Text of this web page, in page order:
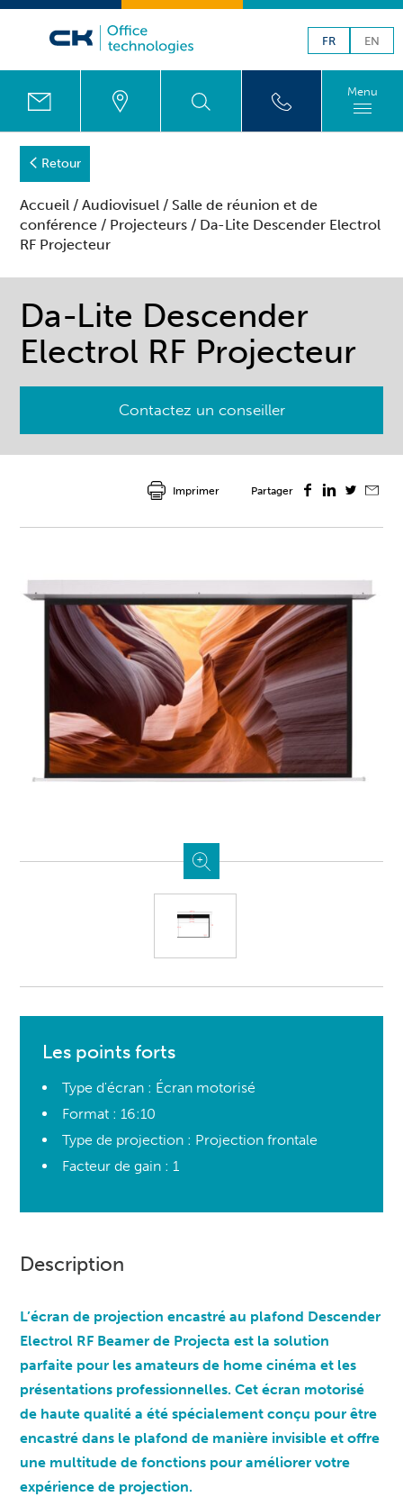
FR EN
Menu
Retour
Accueil /Audiovisuel / Salle de réunion et de
conférence / Projecteurs / Da-Lite Descender Electrol
RF Projecteur
Da-Lite Descender
Electrol RF Projecteur
Contactez un conseiller
Partager
Imprimer
Les points forts
Type d'écran : Écran motorisé
Format : 16:10
Type de projection : Projection frontale
Facteur de gain : 1
Description
L’écran de projection encastré au plafond Descender
Electrol RF Beamer de Projecta est la solution
parfaite pour les amateurs de home cinéma et les
présentations professionnelles. Cet écran motorisé
de haute qualité a été spécialement conçu pour être
encastré dans le plafond de manière invisible et offre
une multitude de fonctions pour améliorer votre
expérience de projection.